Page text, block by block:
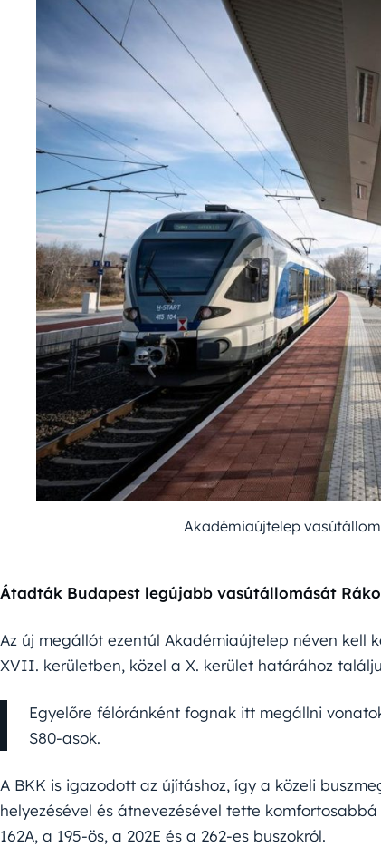
Akadémiaújtelep
Átadták Budapest legújabb vasútállomását
Az új megállót ezentúl Akadémiaújtelep néven kell
XVII. kerületben, közel a X. kerület határához
Egyelőre félóránként fognak itt megállni
S80-asok.
A BKK is igazodott az újításhoz, így a közeli
helyezésével és átnevezésével tette
162A, a 195-ös, a 202E és a 262-es buszokról.